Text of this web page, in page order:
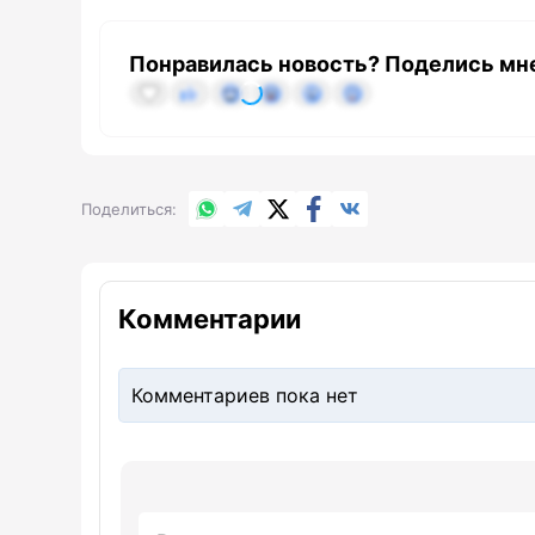
Понравилась новость? Поделись
Поделиться WhatsApp
TelegramX.comFacebook
Комментарии
Комментариев пока нет